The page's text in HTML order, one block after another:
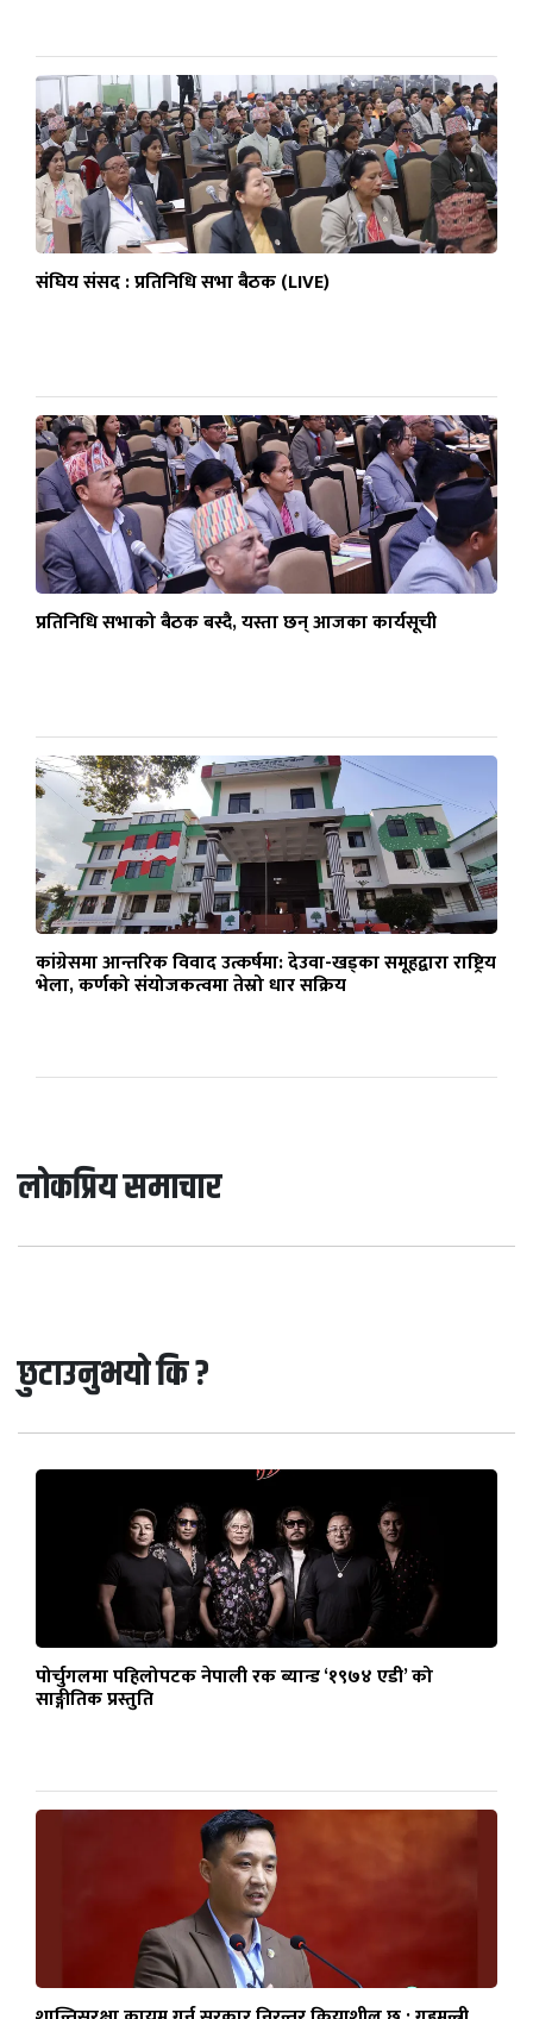
संघिय संसद : प्रतिनिधि सभा बैठक (LIVE)
प्रतिनिधि सभाको बैठक बस्दै, यस्ता छन् आजका कार्यसूची
कांग्रेसमा आन्तरिक विवाद उत्कर्षमा: देउवा-खड्का समूहद्वारा राष्ट्रिय
भेला, कर्णको संयोजकत्वमा तेस्रो धार सक्रिय
लोकप्रिय समाचार
छुटाउनुभयो कि ?
पोर्चुगलमा पहिलोपटक नेपाली रक ब्यान्ड ‘१९७४ एडी’ को
साङ्गीतिक प्रस्तुति